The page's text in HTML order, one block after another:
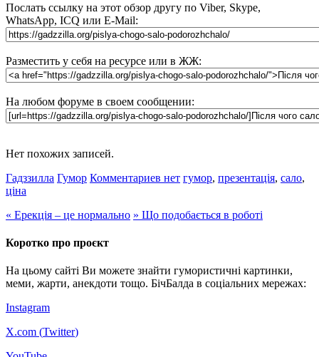
Послать ссылку на этот обзор другу по Viber, Skype,
WhatsApp, ICQ или E-Mail:
Разместить у себя на ресурсе или в ЖЖ:
На любом форуме в своем сообщении:
Нет похожих записей.
Гадззилла Гумор Комментариев нет гумор, презентація, сало,
ціна
« Ерекція – це нормально » Що подобається в роботі
Коротко про проєкт
На цьому сайті Ви можете знайти гумористичні картинки,
меми, жарти, анекдоти тощо. БічБалда в соціальних мережах:
Instagram
X.com (Twitter)